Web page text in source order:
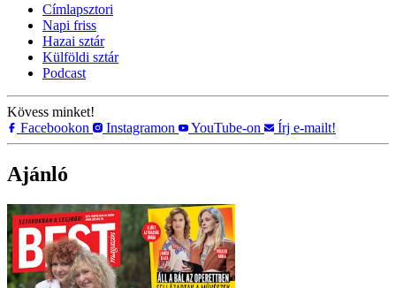
Címlapsztori
Napi friss
Hazai sztár
Külföldi sztár
Podcast
Kövess minket!
Facebookon
Instagramon YouTube-on Írj e-mailt!
Ajánló